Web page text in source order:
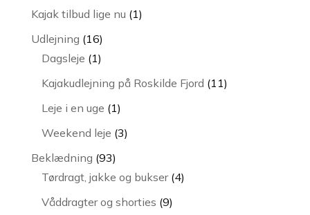
vare
Kajak tilbud lige nu 11
Udlejning 1616
varer
Dagsleje 11
vare
Kajakudlejning på Roskilde Fjord 1111
Leje i en uge 11
vare
Weekend leje 33
Beklædning 9393
varer
Tørdragt, jakke og bukser 44
Våddragter og shorties 99